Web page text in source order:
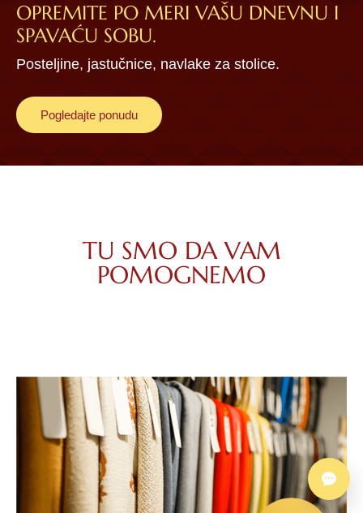
OPREMITE PO MERI VAŠU DNEVNU I
SPAVAĆU SOBU.
Posteljine, jastučnice, navlake za stolice.
Pogledajte ponudu
TU SMO DA VAM
POMOGNEMO